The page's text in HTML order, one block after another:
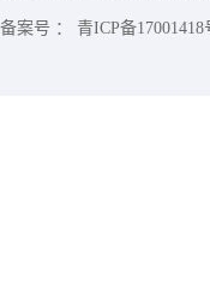
备案号 ： 青ICP备17001418